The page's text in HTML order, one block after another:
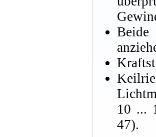
10 ...
47).